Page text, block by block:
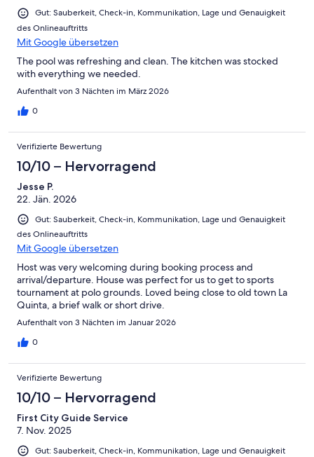
Gut: Sauberkeit, Check-in, Kommunikation, Lage und Genauigkeit
des Onlineauftritts
Mit Google übersetzen
The pool was refreshing and clean. The kitchen was stocked
with everything we needed.
Aufenthalt von 3 Nächten im März 2026
0
Verifizierte Bewertung
10/10 – Hervorragend
Jesse P.
22. Jän. 2026
Gut: Sauberkeit, Check-in, Kommunikation, Lage und Genauigkeit
des Onlineauftritts
Mit Google übersetzen
Host was very welcoming during booking process and
arrival/departure. House was perfect for us to get to sports
tournament at polo grounds. Loved being close to old town La
Quinta, a brief walk or short drive.
Aufenthalt von 3 Nächten im Januar 2026
0
Verifizierte Bewertung
10/10 – Hervorragend
First City Guide Service
7. Nov. 2025
Gut: Sauberkeit, Check-in, Kommunikation, Lage und Genauigkeit